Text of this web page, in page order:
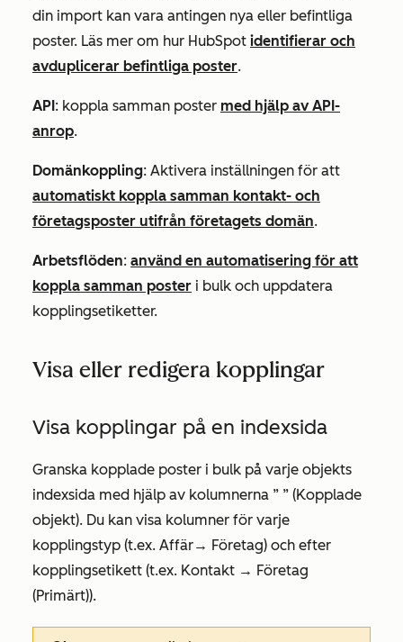
din import kan vara antingen nya eller befintliga
poster. Läs mer om hur HubSpot identifierar och
avduplicerar befintliga poster.
API: koppla samman poster med hjälp av API-
anrop.
Domänkoppling: Aktivera inställningen för att
automatiskt koppla samman kontakt- och
företagsposter utifrån företagets domän.
Arbetsflöden: använd en automatisering för att
koppla samman poster i bulk och uppdatera
kopplingsetiketter.
Visa eller redigera kopplingar
Visa kopplingar på en indexsida
Granska kopplade poster i bulk på varje objekts
indexsida med hjälp av kolumnerna ” ” (Kopplade
objekt). Du kan visa kolumner för varje
kopplingstyp (t.ex. Affär→ Företag) och efter
kopplingsetikett (t.ex. Kontakt → Företag
(Primärt)).